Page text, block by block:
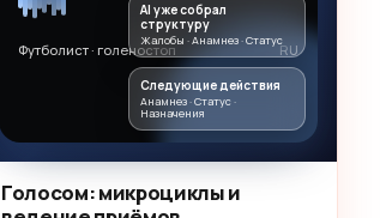
Футболист · голеностоп RU
AI уже собрал
структуру
Жалобы · Анамнез · Статус
Следующие действия
Анамнез · Статус ·
Назначения
Голосом: микроциклы и